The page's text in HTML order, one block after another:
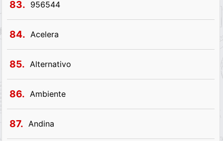
83. 956544
84. Acelera
85. Alternativo
86. Ambiente
87. Andina